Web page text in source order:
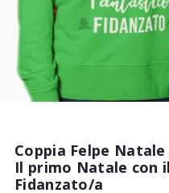
Coppia Felpe
Il primo Natale con
Fidanzato/a